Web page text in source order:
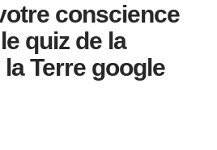
conscience
quiz de la
Terre google